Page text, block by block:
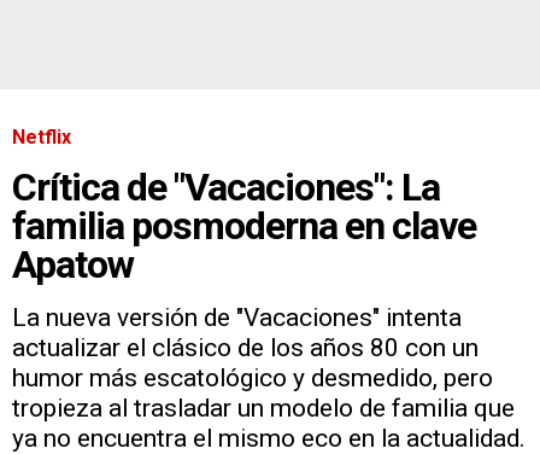
Netflix
Crítica de "Vacaciones": La
familia posmoderna en clave
Apatow
La nueva versión de "Vacaciones" intenta
actualizar el clásico de los años 80 con un
humor más escatológico y desmedido, pero
tropieza al trasladar un modelo de familia que
ya no encuentra el mismo eco en la actualidad.